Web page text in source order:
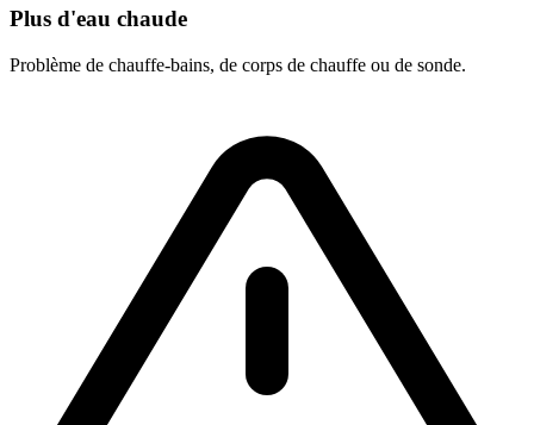
Plus d'eau chaude
Problème de chauffe-bains, de corps de chauffe ou de sonde.